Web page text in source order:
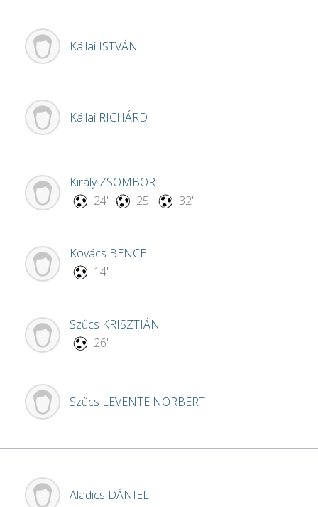
Kállai ISTVÁN
Kállai RICHÁRD
KirályZSOMBOR
24'
25' 32'
Kovács BENCE
14'
Szűcs KRISZTIÁN
26'
Szűcs LEVENTE NORBERT
Aladics DÁNIEL